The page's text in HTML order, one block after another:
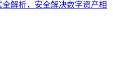
解析，安全解决数字资产相